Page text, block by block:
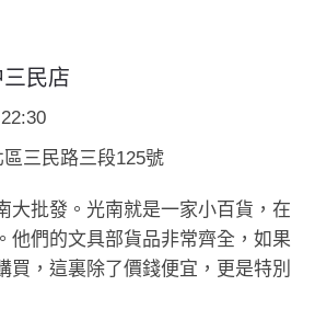
民店
三民路三段125號
大批發。光南就是一家小百貨，在
他們的文具部貨品非常齊全，如果
買，這裏除了價錢便宜，更是特別